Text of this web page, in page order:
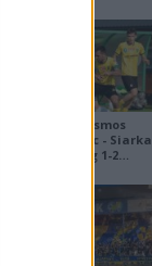
ZDJĘCIA: Cosmos
Nowotaniec - Siarka
Tarnobrzeg 1-2